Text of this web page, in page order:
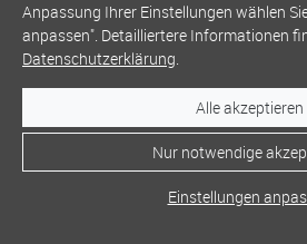
Anpassung Ihrer Einstellungen wählen
anpassen". Detailliertere Informationen
Datenschutzerklärung.
Alle akzeptieren
Nur notwendige
Einstellungen